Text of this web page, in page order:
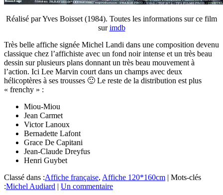
Réalisé par Yves Boisset (1984). Toutes les informations sur ce film
surimdb
Très belle affiche signée Michel Landi dans une composition devenu
classique chez l’affichiste avec un fond noir intense et un très beau
dessin sur plusieurs plans donnant un très beau mouvement à
l’action. Ici Lee Marvin court dans un champs avec deux
hélicoptères à ses trousses 🙂 Le reste de la distribution est plus
« frenchy » :
Miou-Miou
Jean Carmet
Victor Lanoux
Bernadette Lafont
Grace De Capitani
Jean-Claude Dreyfus
Henri Guybet
Classé dans :Affiche française, Affiche 120*160cm | Mots-clés
:Michel Audiard | Un commentaire